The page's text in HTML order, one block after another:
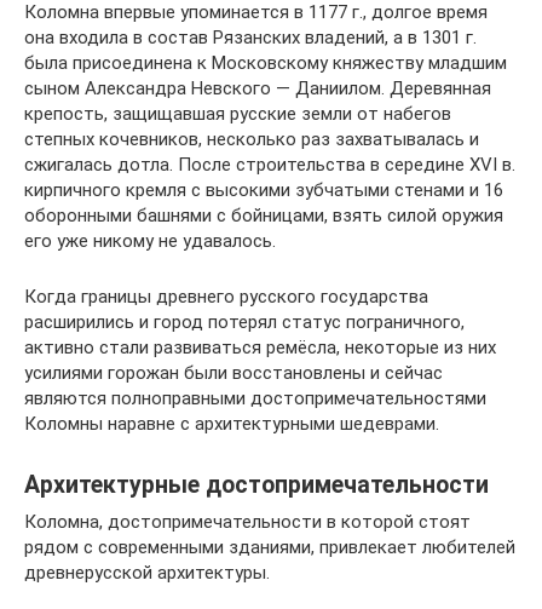
Коломна впервые упоминается в 1177 г., долгое время
она входила в состав Рязанских владений, а в 1301 г.
была присоединена к Московскому княжеству младшим
сыном Александра Невского — Даниилом. Деревянная
крепость, защищавшая русские земли от набегов
степных кочевников, несколько раз захватывалась и
сжигалась дотла. После строительства в середине XVI в.
кирпичного кремля с высокими зубчатыми стенами и 16
оборонными башнями с бойницами, взять силой оружия
его уже никому не удавалось.
Когда границы древнего русского государства
расширились и город потерял статус пограничного,
активно стали развиваться ремёсла, некоторые из них
усилиями горожан были восстановлены и сейчас
являются полноправными достопримечательностями
Коломны наравне с архитектурными шедеврами.
Архитектурные достопримечательности
Коломна, достопримечательности в которой стоят
рядом с современными зданиями, привлекает любителей
древнерусской архитектуры.